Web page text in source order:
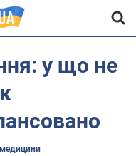
у що не